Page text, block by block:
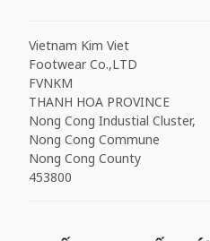
Vietnam Kim Viet
Footwear Co.,LTD
FVNKM
THANH HOA PROVINCE
Nong Cong Industial Cluster,
Nong Cong Commune
Nong Cong County
453800